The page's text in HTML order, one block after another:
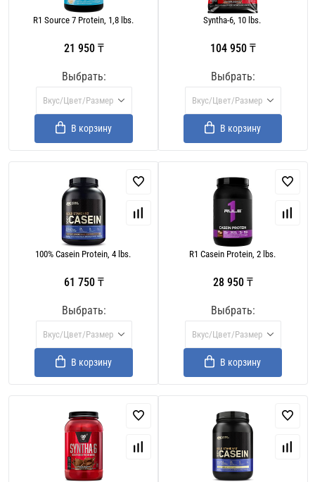
R1 Source 7 Protein, 1,8 lbs.
21 950 ₸
Выбрать:
Вкус/Цвет/Размер
В корзину
Syntha-6, 10 lbs.
104 950 ₸
Выбрать:
Вкус/Цвет/Размер
В корзину
100% Casein Protein, 4 lbs.
61 750 ₸
Выбрать:
Вкус/Цвет/Размер
В корзину
R1 Casein Protein, 2 lbs.
28 950 ₸
Выбрать:
Вкус/Цвет/Размер
В корзину